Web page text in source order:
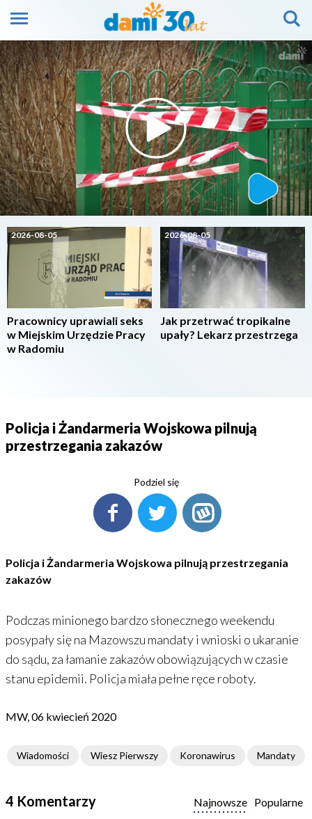
2026-08-05
Pracownicy uprawiali seks
w Miejskim Urzędzie Pracy
w Radomiu
2026-08-05
Jak przetrwać tropikalne
upały? Lekarz przestrzega
Policja i Żandarmeria Wojskowa pilnują
przestrzegania zakazów
Podziel się
Policja i Żandarmeria Wojskowa pilnują przestrzegania
zakazów
Podczas minionego bardzo słonecznego weekendu
posypały się na Mazowszu mandaty i wnioski o ukaranie
do sądu, za łamanie zakazów obowiązujących w czasie
stanu epidemii. Policja miała pełne ręce roboty.
MW, 06 kwiecień 2020
Wiadomości Wiesz Pierwszy Koronawirus Mandaty
4 Komentarzy Popularne
Najnowsze